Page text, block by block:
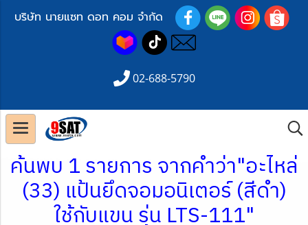
บริษัท นายแซท ดอท คอม จำกัด
02-688-5790
ค้นพบ 1 รายการ จากคำว่า"อะไหล่
(33) แป้นยึดจอมอนิเตอร์ (สีดำ)
ใช้กับแขน รุ่น LTS-111"